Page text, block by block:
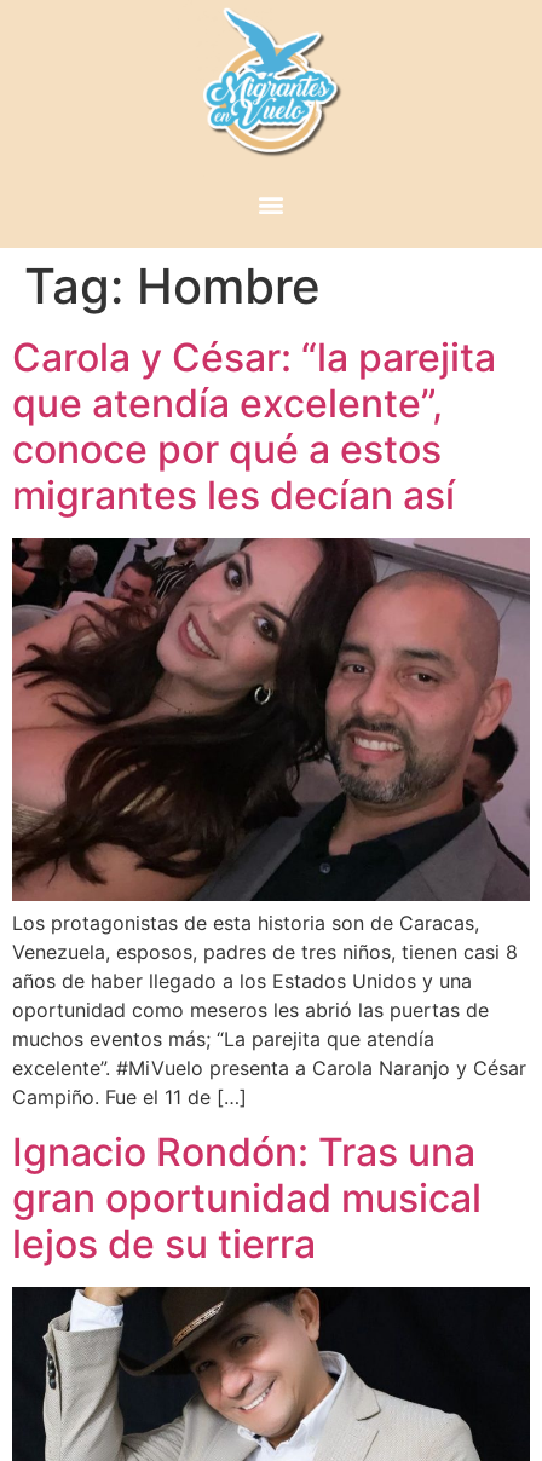
Tag: Hombre
Carola y César: “la parejita
que atendía excelente”,
conoce por qué a estos
migrantes les decían así
Los protagonistas de esta historia son de Caracas,
Venezuela, esposos, padres de tres niños, tienen casi 8
años de haber llegado a los Estados Unidos y una
oportunidad como meseros les abrió las puertas de
muchos eventos más; “La parejita que atendía
excelente”. #MiVuelo presenta a Carola Naranjo y César
Campiño. Fue el 11 de […]
Ignacio Rondón: Tras una
gran oportunidad musical
lejos de su tierra